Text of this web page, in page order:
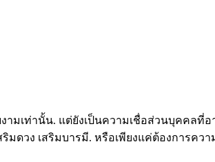
ามเท่านั้น. แต่ยังเป็นความเชื่อส่วนบุคคล
ดวง เสริมบารมี. หรือเพียงแค่ต้องการค